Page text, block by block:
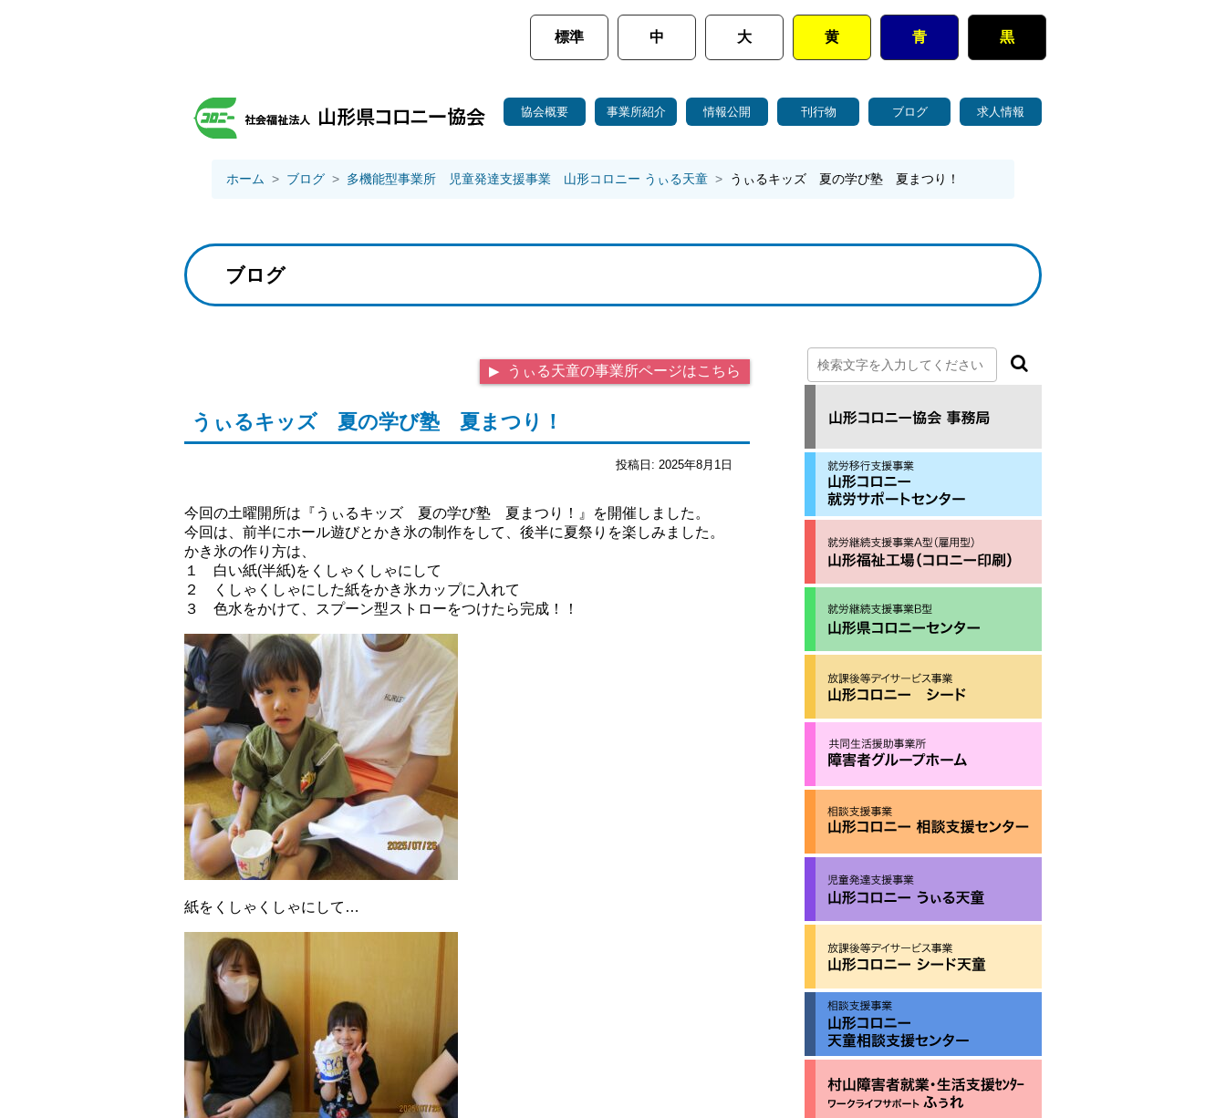
標準 中 大 黄 青 黒
協会概要 事業所紹介 情報公開 刊行物 ブログ 求人情報
ホーム ブログ 多機能型事業所 児童発達支援事業 山形コロニー うぃる天童 うぃるキッズ 夏の学び塾 夏まつり！
ブログ
うぃる天童の事業所ページはこちら
うぃるキッズ 夏の学び塾 夏まつり！
投稿日: 2025年8月1日
今回の土曜開所は『うぃるキッズ 夏の学び塾 夏まつり！』を開催しました。
今回は、前半にホール遊びとかき氷の制作をして、後半に夏祭りを楽しみました。
かき氷の作り方は、
１ 白い紙(半紙)をくしゃくしゃにして
２ くしゃくしゃにした紙をかき氷カップに入れて
３ 色水をかけて、スプーン型ストローをつけたら完成！！
紙をくしゃくしゃにして…